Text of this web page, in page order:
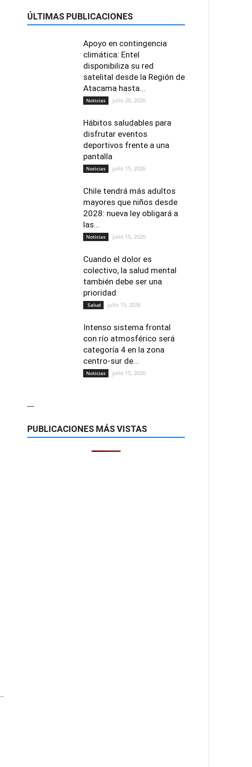
ÚLTIMAS PUBLICACIONES
Apoyo en contingencia
climática: Entel
disponibiliza su red
satelital desde la Región de
Atacama hasta...
Noticias julio 20, 2026
Hábitos saludables para
disfrutar eventos
deportivos frente a una
pantalla
Noticias julio 15, 2026
Chile tendrá más adultos
mayores que niños desde
2028: nueva ley obligará a
las...
Noticias julio 15, 2026
Cuando el dolor es
colectivo, la salud mental
también debe ser una
prioridad
Salud julio 15, 2026
Intenso sistema frontal
con río atmosférico será
categoría 4 en la zona
centro-sur de...
Noticias julio 15, 2026
—
PUBLICACIONES MÁS VISTAS